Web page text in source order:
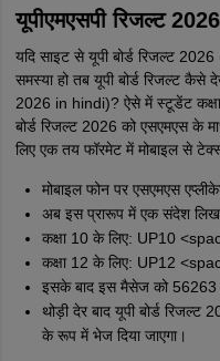
यूपीएमएसपी रिजल्ट
यदि साइट से यूपी बोर्ड रिजल्ट
समस्या हो तब यूपी बोर्ड रिजल्ट
2026 in hindi)? ऐसे में स्टूडेंट कक्षा
बोर्ड रिजल्ट 2026 को एसएमएस
लिए एक तय फॉरमेट में मोबाइल से
मोबाइल फोन पर एसएमएस
अब इस प्रारूप में एक संदेश
कक्षा 10 के लिए: UP10
कक्षा 12 के लिए: UP12
इसके बाद इस मैसेज को 56263
थोड़ी देर बाद यूपी बोर्ड
के रूप में भेज दिया जाएगा।